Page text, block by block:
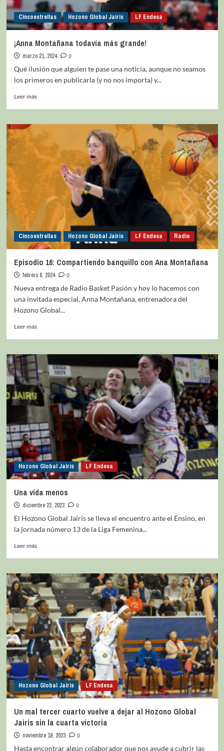
Cincoestrellas Hozono Global Jairis LF Endesa
¡Anna Montañana todavía más grande!
marzo 21, 2024
0
Qué ilusión que alguien te pase una noticia, aunque no seamos
los primeros en publicarla (y no nos importa) y...
Leer más
Cincoestrellas Hozono Global Jairis LF Endesa Radio
Episodio 16: Compartiendo banquillo con Ana Montañana
febrero 8, 2024
0
Nueva entrega de Radio Basket Pasión y hoy lo hacemos con
una invitada especial, Anna Montañana, entrenadora del
Hozono Global...
Leer más
Hozono Global Jairis LF Endesa
Una vida menos
diciembre 22, 2023
0
El Hozono Global Jairis se lleva el encuentro ante el Ensino, en
la jornada número 13 de la Liga Femenina...
Leer más
Hozono Global Jairis LF Endesa
Un mal tercer cuarto vuelve a dejar al Hozono Global
Jairis sin la cuarta victoria
noviembre 19, 2023
0
Hasta encontrar algún colaborador que nos ayude a cubrir las